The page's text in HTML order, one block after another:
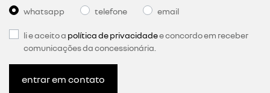
whatsapp telefone email
li e aceito a política de privacidadee concordo em receber
comunicações da concessionária.
entrar em contato